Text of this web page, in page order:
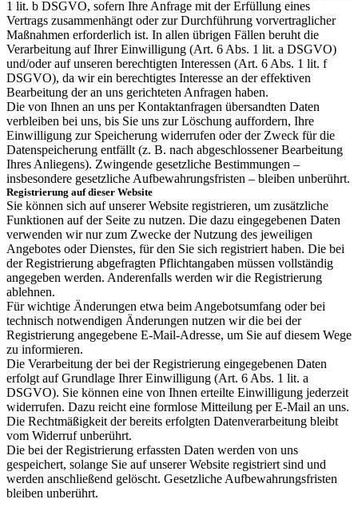
1 lit. b DSGVO, sofern Ihre Anfrage mit der Erfüllung eines
Vertrags zusammenhängt oder zur Durchführung vorvertraglicher
Maßnahmen erforderlich ist. In allen übrigen Fällen beruht die
Verarbeitung auf Ihrer Einwilligung (Art. 6 Abs. 1 lit. a DSGVO)
und/oder auf unseren berechtigten Interessen (Art. 6 Abs. 1 lit. f
DSGVO), da wir ein berechtigtes Interesse an der effektiven
Bearbeitung der an uns gerichteten Anfragen haben.
Die von Ihnen an uns per Kontaktanfragen übersandten Daten
verbleiben bei uns, bis Sie uns zur Löschung auffordern, Ihre
Einwilligung zur Speicherung widerrufen oder der Zweck für die
Datenspeicherung entfällt (z. B. nach abgeschlossener Bearbeitung
Ihres Anliegens). Zwingende gesetzliche Bestimmungen –
insbesondere gesetzliche Aufbewahrungsfristen – bleiben unberührt.
Registrierung auf dieser Website
Sie können sich auf unserer Website registrieren, um zusätzliche
Funktionen auf der Seite zu nutzen. Die dazu eingegebenen Daten
verwenden wir nur zum Zwecke der Nutzung des jeweiligen
Angebotes oder Dienstes, für den Sie sich registriert haben. Die bei
der Registrierung abgefragten Pflichtangaben müssen vollständig
angegeben werden. Anderenfalls werden wir die Registrierung
ablehnen.
Für wichtige Änderungen etwa beim Angebotsumfang oder bei
technisch notwendigen Änderungen nutzen wir die bei der
Registrierung angegebene E-Mail-Adresse, um Sie auf diesem Wege
zu informieren.
Die Verarbeitung der bei der Registrierung eingegebenen Daten
erfolgt auf Grundlage Ihrer Einwilligung (Art. 6 Abs. 1 lit. a
DSGVO). Sie können eine von Ihnen erteilte Einwilligung jederzeit
widerrufen. Dazu reicht eine formlose Mitteilung per E-Mail an uns.
Die Rechtmäßigkeit der bereits erfolgten Datenverarbeitung bleibt
vom Widerruf unberührt.
Die bei der Registrierung erfassten Daten werden von uns
gespeichert, solange Sie auf unserer Website registriert sind und
werden anschließend gelöscht. Gesetzliche Aufbewahrungsfristen
bleiben unberührt.